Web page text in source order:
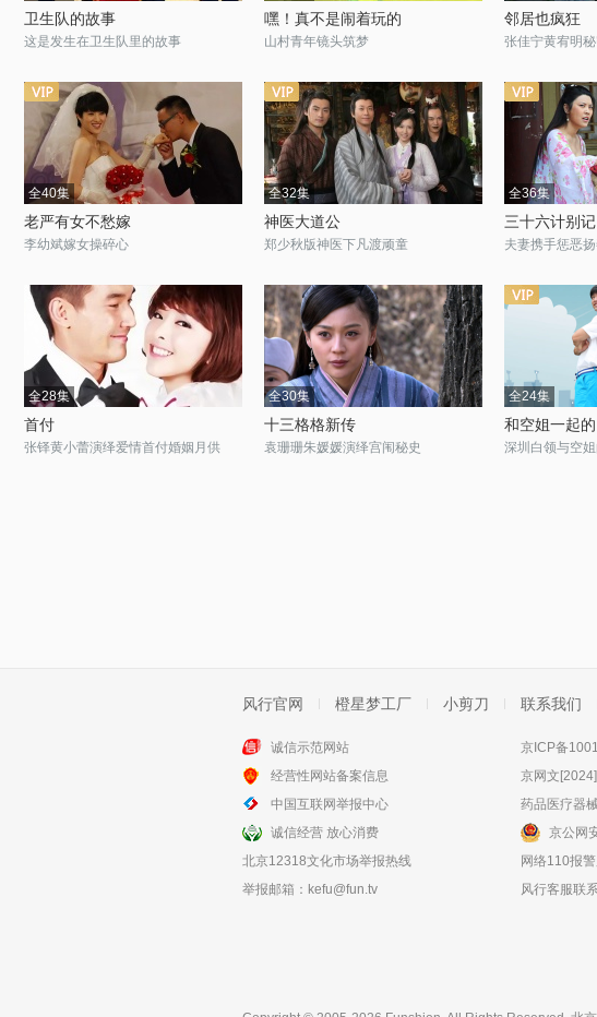
卫生队的故事
这是发生在卫生队里的故事
嘿！真不是闹着玩的
山村青年镜头筑梦
邻居也疯狂
张佳宁黄宥明
全40集
老严有女不愁嫁
李幼斌嫁女操碎心
全32集
神医大道公
郑少秋版神医下凡渡顽童
全36集
三十六计别记
夫妻携手惩恶
全28集
首付
张铎黄小蕾演绎爱情首付婚姻月供
全30集
十三格格新传
袁珊珊朱媛媛演绎宫闱秘史
全24集
和空姐一起
深圳白领与空
风行官网 橙星梦工厂 小剪刀 联系我们
诚信示范网站
经营性网站备案信息
中国互联网举报中心
诚信经营 放心消费
北京12318文化市场举报热线
举报邮箱： kefu@fun.tv
京ICP备
京网文
药品医疗器
京公网
网络110报
风行客服联